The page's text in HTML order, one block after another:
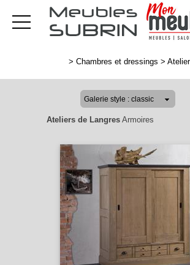
> Chambres et dressings >
Ateliers de Langres Armoires